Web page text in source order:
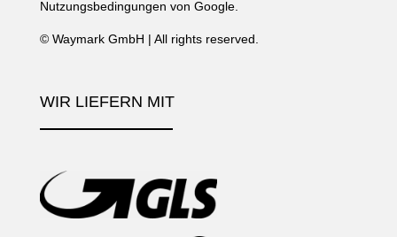
WIR LIEFERN MIT
Nutzungsbedingungen von Google.
© Waymark GmbH | All rights reserved.